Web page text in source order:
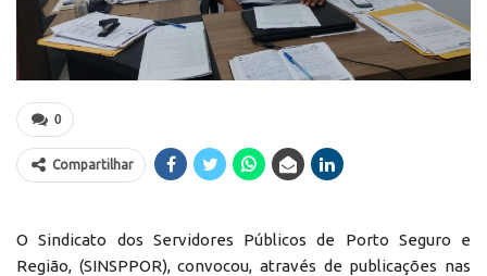
0
Compartilhar
O Sindicato dos Servidores Públicos de Porto Seguro e
Região, (SINSPPOR), convocou, através de publicações nas